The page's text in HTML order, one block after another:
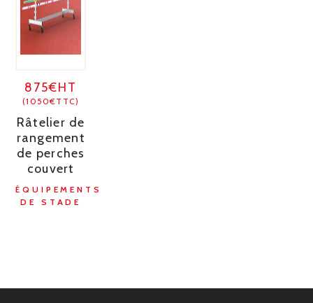
875€HT
(1050€TTC)
Râtelier de
rangement
de perches
couvert
ÉQUIPEMENTS
DE STADE